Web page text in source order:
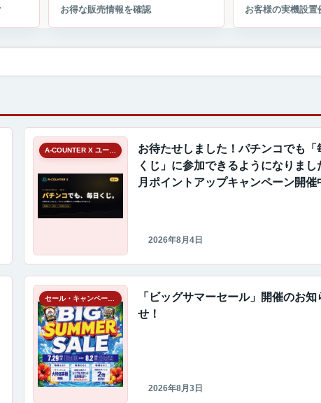
お待たせしました！パチンコでも「
くじ」に参加できるようになりまし
月ポイントアップキャンペーン開催
2026年8月4日
「ビッグサマーセール」開催のお知
せ！
2026年8月3日